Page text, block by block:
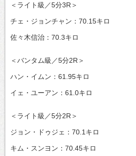
＜ライト級／5分3R＞
チェ・ジョンチャン：70.15キロ
佐々木信治：70.3キロ
＜バンタム級／5分2R＞
ハン・イムン：61.95キロ
イェ・ユーアン：61.0キロ
＜ライト級／5分2R＞
ジョン・ドゥジェ：70.1キロ
キム・スンヨン：70.45キロ